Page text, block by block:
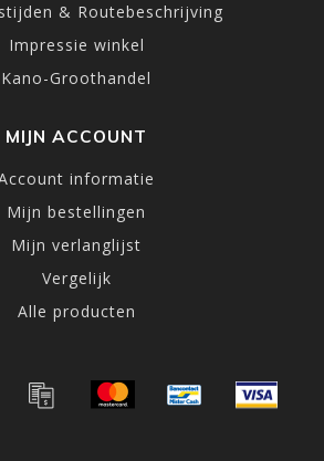
& Routebeschrijving
Impressie winkel
Kano-Groothandel
MIJN ACCOUNT
informatie
Mijn bestellingen
Mijn verlanglijst
Vergelijk
Alle producten